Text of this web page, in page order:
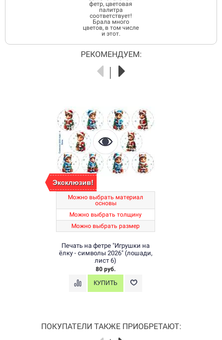
фетр, цветовая
палитра
соответствует!
Брала много
цветов, в том числе
и этот.
РЕКОМЕНДУЕМ:
Эксклюзив!
Можно выбрать материал
основы
Можно выбрать толщину
Можно выбрать размер
Печать на фетре "Игрушки на
ёлку - символы 2026" (лошади,
лист 6)
80 руб.
ПОКУПАТЕЛИ ТАКЖЕ ПРИОБРЕТАЮТ: